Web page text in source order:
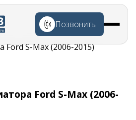
Позвонить
S-Max (2006-2015)
Ford S-Max (2006-